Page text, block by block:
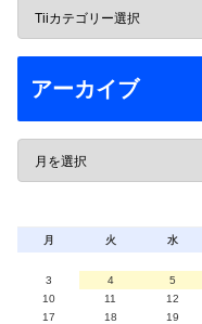
アーカイブ
月 火 水
3
4 5
10
11 12
17
18 19